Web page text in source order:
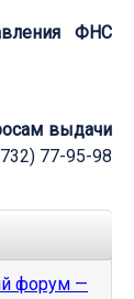
ФНС
выдачи
77-95-98
форум —